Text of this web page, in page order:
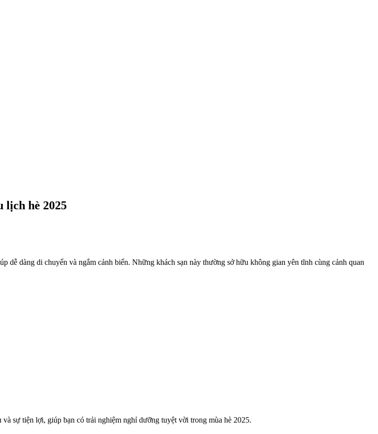
lịch hè 2025
dàng di chuyển và ngắm cảnh biển. Những khách sạn này thường sở hữu không gian yên tĩnh cùng cảnh quan
sự tiện lợi, giúp bạn có trải nghiệm nghỉ dưỡng tuyệt vời trong mùa hè 2025.